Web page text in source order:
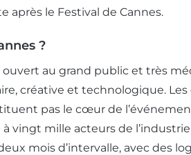
après le Festival de Cannes.
?
au grand public et très
créative et technologique.
pas le cœur de
vingt mille acteurs de
mois d’intervalle, avec des